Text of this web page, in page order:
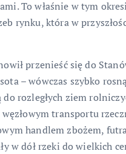
To właśnie w tym
rynku, która w
przenieść się do
– wówczas szybko
do rozległych ziem
transportu
handlem zbożem,
w dół rzeki do wielkich